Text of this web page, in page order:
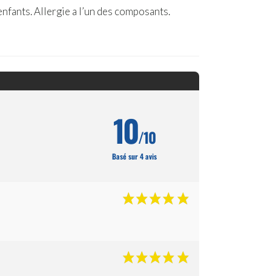
Allergie a l’un des composants.
10/10
Basé sur 4 avis